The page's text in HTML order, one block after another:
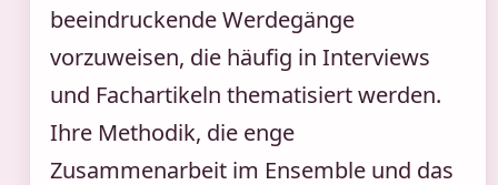
beeindruckende Werdegänge
vorzuweisen, die häufig in Interviews
und Fachartikeln thematisiert werden.
Ihre Methodik, die enge
Zusammenarbeit im Ensemble und das